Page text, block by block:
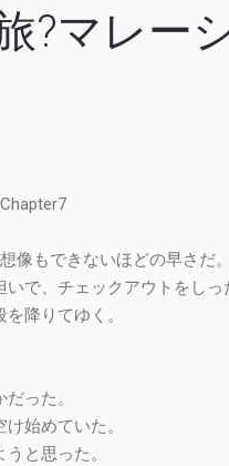
旅?マレ
像もできないほどの早さだ。
で、チェックアウトをしっ
降りてゆく。
った。
始めていた。
と思った。